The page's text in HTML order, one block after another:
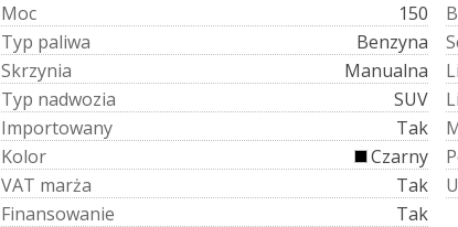
Moc
150
Typ paliwa
Benzyna
Skrzynia
Manualna
Typ nadwozia
SUV
Importowany
Tak
Kolor
Czarny
VAT marża
Tak
Finansowanie Tak
B
S
Li
Li
P
U